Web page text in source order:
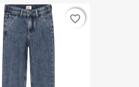
favorite_border
favorite_border